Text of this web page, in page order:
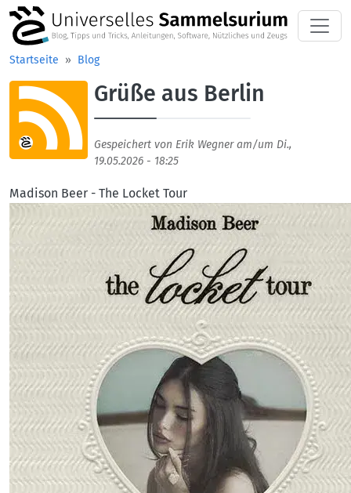
Direkt zum Inhalt
Startseite Blog
Grüße aus Berlin
Aufmacherbild
Gespeichert von Erik Wegneram/um Di.,
19.05.2026 - 18:25
Madison Beer - The Locket Tour